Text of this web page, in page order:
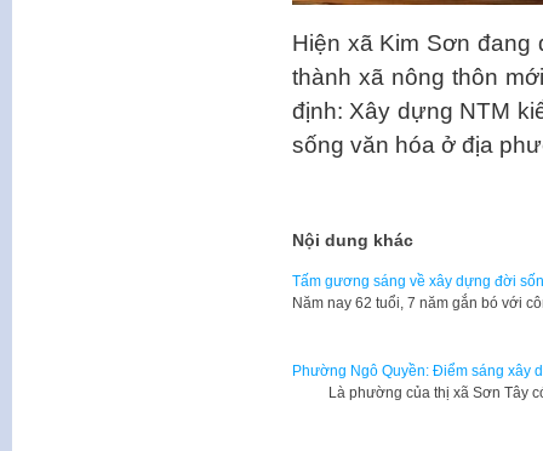
Hiện xã Kim Sơn
thành xã nông thôn
định: Xây dựng NTM
sống văn hóa ở địa
Nội dung khác
Tấm gương sáng về xây dựng đời
​Năm nay 62 tuổi, 7 năm gắn bó với
Phường Ngô Quyền: Điểm sáng xây
Là phường của thị xã Sơn Tây